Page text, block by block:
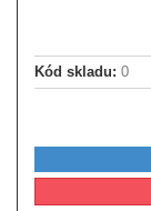
Kód skladu: 0